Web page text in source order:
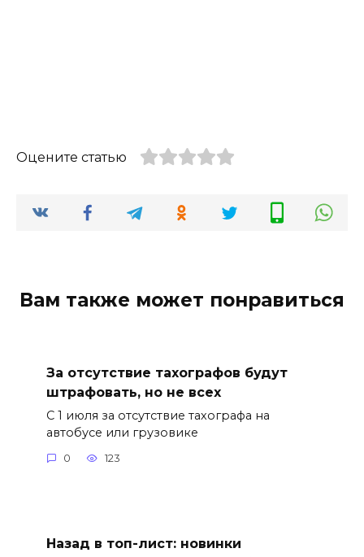
Оцените статью
Вам также может понравиться
За отсутствие тахографов будут
штрафовать, но не всех
С 1 июля за отсутствие тахографа на
автобусе или грузовике
0 123
Назад в топ-лист: новинки